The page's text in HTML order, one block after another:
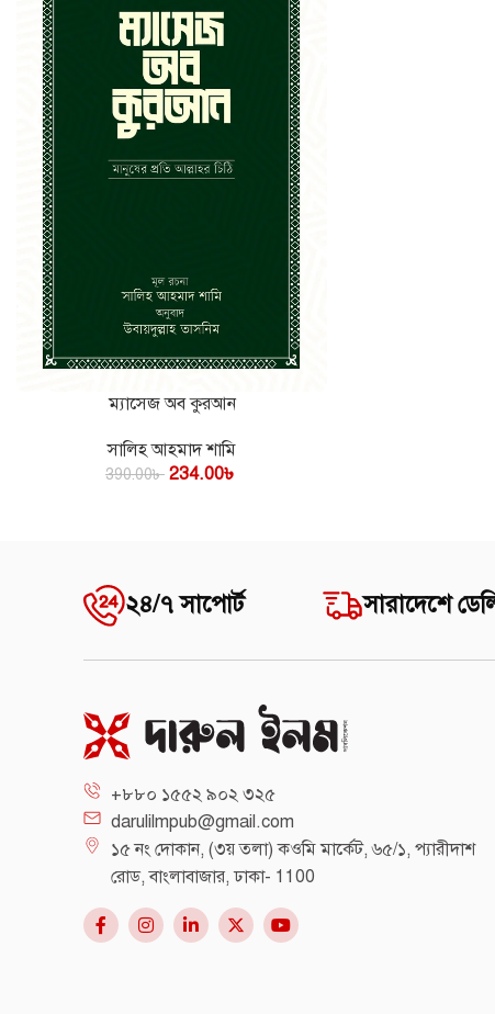
ম্যাসেজ অব কুরআন
সালিহ আহমাদ শামি
390.00৳ 234.00৳
২৪/৭ সাপোর্ট সারাদেশে
+৮৮০ ১৫৫২ ৯০২ ৩২৫
darulilmpub@gmail.com
১৫ নং দোকান, (৩য় তলা) কওমি মার্কেট, ৬৫/১, প্যারীদাশ
রোড, বাংলাবাজার, ঢাকা- 1100